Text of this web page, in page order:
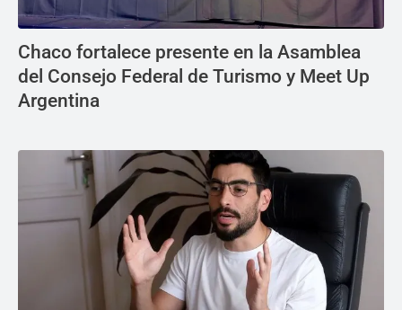
Chaco fortalece presente en la Asamblea
del Consejo Federal de Turismo y Meet Up
Argentina